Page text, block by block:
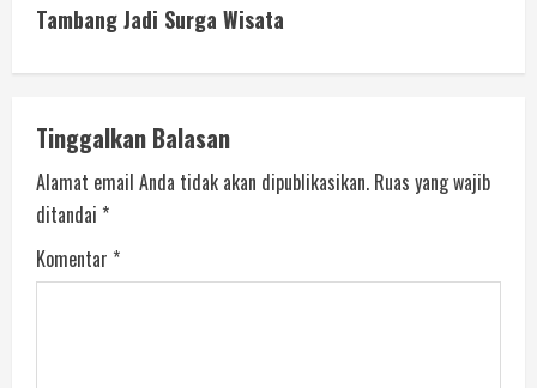
Tambang Jadi Surga Wisata
Tinggalkan Balasan
Alamat email Anda tidak akan dipublikasikan. Ruas yang wajib
ditandai *
Komentar *